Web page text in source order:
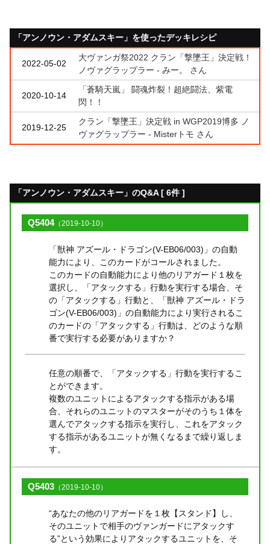
「アンノウン・アダムスキー」を使ったデッキレシピ
2022-05-02
大ヴァンガ祭2022 クラン「撃墜王」決定戦！
ノヴァグラップラー - みー。 さん
2020-10-14
「蒼騎天嵐」 闘魂炸裂！超絶闘法、紫電
閃！！
2019-12-25
クラン「撃墜王」決定戦 in WGP2019博多 ノ
ヴァグラップラー - Misterトモ さん
「アンノウン・アダムスキー」のQ&A [ 6件 ]
Q5404（2019-10-10）
「獣神 アズール・ドラゴン(V-EB06/003)」の自動
能力により、このカードがコールされました。
このカードの自動能力により他のリアガード１枚を
選択し、「アタックする」行動を実行する場合、そ
の「アタックする」行動と、「獣神 アズール・ドラ
ゴン(V-EB06/003)」の自動能力により実行されるこ
のカードの「アタックする」行動は、どのような順
番で実行する必要がありますか？
任意の順番で、「アタックする」行動を実行するこ
とができます。
複数のユニットによるアタックする指示がある場
合、それらのユニットのマスターがそのうち１体を
選んでアタックする指示を実行し、これをアタック
する指示があるユニットが無くなるまで繰り返しま
す。
Q5403 （2019-10-10）
“あなたの他のリアガードを１枚【スタンド】し、
そのユニットで相手のヴァンガードにアタックす
る”という効果によりアタックするユニットを、そ